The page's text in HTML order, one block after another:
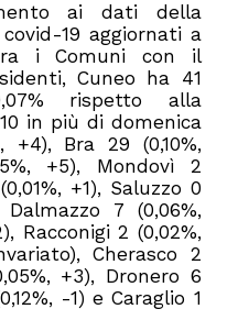
ai dati della
19 aggiornati a
i Comuni con il
Cuneo ha 41
rispetto alla
in più di domenica
+4), Bra 29 (0,10%,
+5), Mondovì 2
+1), Saluzzo 0
7 (0,06%,
Racconigi 2 (0,02%,
Cherasco 2
+3), Dronero 6
-1) e Caraglio 1